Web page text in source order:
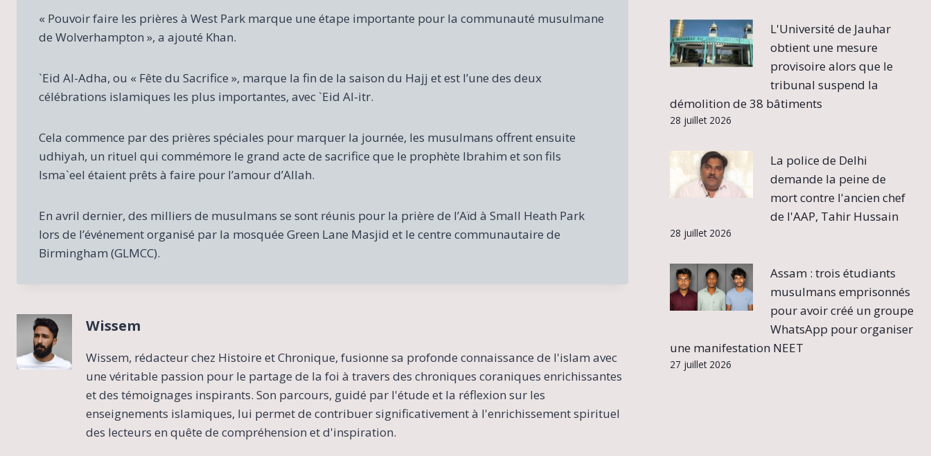
« Pouvoir faire les prières à West Park marque une étape importante pour la communauté musulmane
de Wolverhampton », a ajouté Khan.
`Eid Al-Adha, ou « Fête du Sacrifice », marque la fin de la saison du Hajj et est l’une des deux
célébrations islamiques les plus importantes, avec `Eid Al-itr.
Cela commence par des prières spéciales pour marquer la journée, les musulmans offrent ensuite
udhiyah, un rituel qui commémore le grand acte de sacrifice que le prophète Ibrahim et son fils
Isma`eel étaient prêts à faire pour l’amour d’Allah.
En avril dernier, des milliers de musulmans se sont réunis pour la prière de l’Aïd à Small Heath Park
lors de l’événement organisé par la mosquée Green Lane Masjid et le centre communautaire de
Birmingham (GLMCC).
Wissem
Wissem, rédacteur chez Histoire et Chronique, fusionne sa profonde connaissance de l'islam avec
une véritable passion pour le partage de la foi à travers des chroniques coraniques enrichissantes
et des témoignages inspirants. Son parcours, guidé par l'étude et la réflexion sur les
enseignements islamiques, lui permet de contribuer significativement à l'enrichissement spirituel
des lecteurs en quête de compréhension et d'inspiration.
L'Université de Jauhar
obtient une mesure
provisoire alors que le
tribunal suspend la
démolition de 38 bâtiments
28 juillet 2026
La police de Delhi
demande la peine de
mort contre l'ancien chef
de l'AAP, Tahir Hussain
28 juillet 2026
Assam : trois étudiants
musulmans emprisonnés
pour avoir créé un groupe
WhatsApp pour organiser
une manifestation NEET
27 juillet 2026